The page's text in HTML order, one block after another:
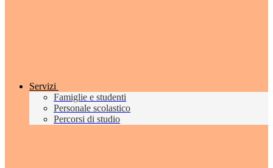
Servizi
Famiglie e studenti
Personale scolastico
Percorsi di studio